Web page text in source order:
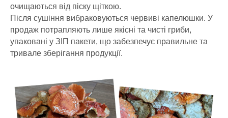
очищаються від піску щіткою.
Після сушіння вибраковуються червиві капелюшки. У
продаж потрапляють лише якісні та чисті гриби,
упаковані у ЗІП пакети, що забезпечує правильне та
тривале зберігання продукції.